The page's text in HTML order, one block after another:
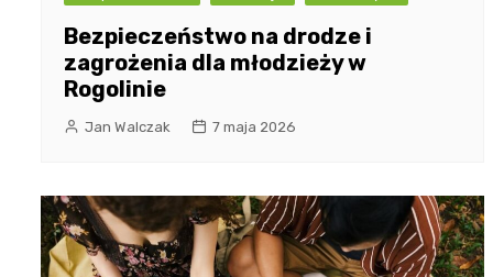
Bezpieczeństwo na drodze i
zagrożenia dla młodzieży w
Rogolinie
Jan Walczak 7 maja 2026